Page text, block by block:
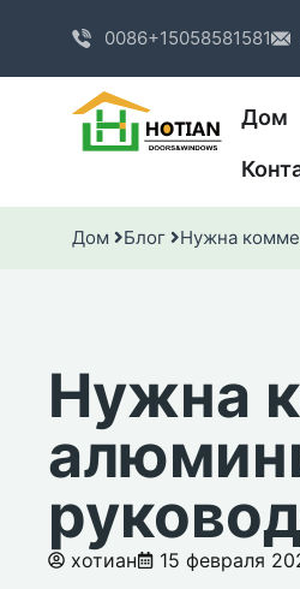
0086+15058581581
Дом
Дом Блог Нужна
Нужна
хотиан 15 февраля